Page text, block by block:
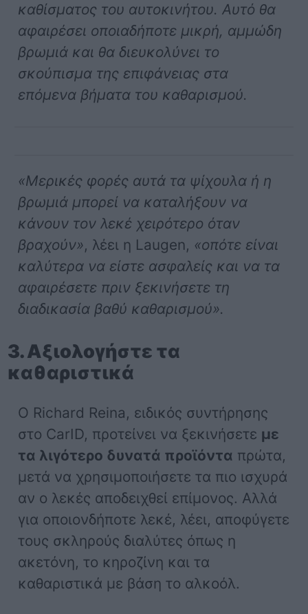
καθίσματος του αυτοκινήτου. Αυτό θα
αφαιρέσει οποιαδήποτε μικρή, αμμώδη
βρωμιά και θα διευκολύνει το
σκούπισμα της επιφάνειας στα
επόμενα βήματα του καθαρισμού.
«Μερικές φορές αυτά τα ψίχουλα ή η
βρωμιά μπορεί να καταλήξουν να
κάνουν τον λεκέ χειρότερο όταν
βραχούν», λέει η Laugen, «οπότε είναι
καλύτερα να είστε ασφαλείς και να τα
αφαιρέσετε πριν ξεκινήσετε τη
διαδικασία βαθύ καθαρισμού».
3. Αξιολογήστε τα
καθαριστικά
Ο Richard Reina, ειδικός συντήρησης
στο CarID, προτείνει να ξεκινήσετε με
τα λιγότερο δυνατά προϊόντα πρώτα,
μετά να χρησιμοποιήσετε τα πιο ισχυρά
αν ο λεκές αποδειχθεί επίμονος. Αλλά
για οποιονδήποτε λεκέ, λέει, αποφύγετε
τους σκληρούς διαλύτες όπως η
ακετόνη, το κηροζίνη και τα
καθαριστικά με βάση το αλκοόλ.